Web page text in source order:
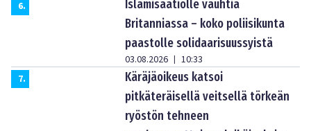
6.
Islamisaatiolle vauhtia
Britanniassa – koko poliisikunta
paastolle solidaarisuussyistä
03.08.2026 | 10:33
7.
Käräjäoikeus katsoi
pitkäteräisellä veitsellä törkeän
ryöstön tehneen